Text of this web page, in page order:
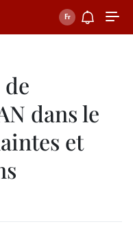
dans le
et